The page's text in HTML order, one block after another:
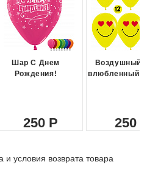
Шар С Днем
Рождения!
250
Воздушный
влюбленный
250
и условия возврата товара